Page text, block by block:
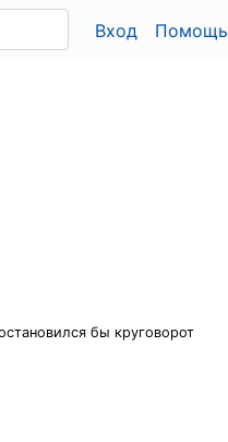
Вход Помощь
бы круговорот